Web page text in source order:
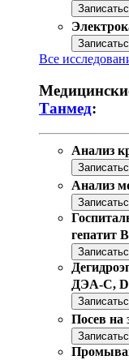
Все
Танмед:
Анализ
Анализ
гепатит
ДЭА-С,
Посев на